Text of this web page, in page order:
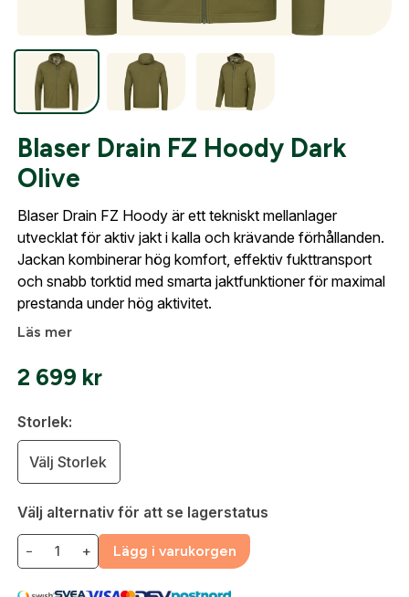
Optik
Mer
Mitt konto
Kontakta oss
Blaser Drain FZ Hoody Dark
Olive
Blaser Drain FZ Hoody är ett tekniskt mellanlager
utvecklat för aktiv jakt i kalla och krävande förhållanden.
Jackan kombinerar hög komfort, effektiv fukttransport
och snabb torktid med smarta jaktfunktioner för maximal
prestanda under hög aktivitet.
Läs mer
2 699 kr
Storlek:
Välj Storlek
Välj alternativ för att se lagerstatus
− + Lägg i varukorgen
Logga in
Logga in för att handla med dina avtalspriser, smidig
fakturabetalning och tillgång till orderhistorik.
Skapa konto
Fyll i dina företags- eller föreningsuppgifter i
skapat. I vår FAQ hittar du svar på de vanligaste
frågorna gällande Mitt konto.
Org. nummer